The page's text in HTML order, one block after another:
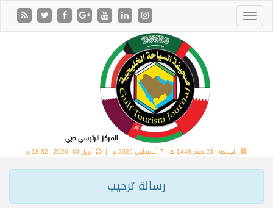
الجمعة , 23 صفر 1448 هـ , 7 أغسطس 2026 م | أبريل 30, 2026 , 18:32 م
رسالة ترحيب